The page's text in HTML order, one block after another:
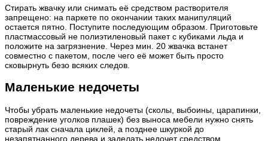
Стирать жвачку или снимать её средством растворителя
запрещено: на паркете по окончании таких манипуляций
остается пятно. Поступите последующим образом. Приготовьте
пластмассовый не полиэтиленовый пакет с кубиками льда и
положите на загрязнение. Через мин. 20 жвачка встанет
совместно с пакетом, после чего её может быть просто
сковырнуть безо всяких следов.
Маленькие недочеты
Чтобы убрать маленькие недочеты (сколы, выбоины, царапинки,
повреждение уголков плашек) без выноса мебели нужно снять
старый лак сначала циклей, а позднее шкуркой до
незапятнанного дерева и заделать недочет средством